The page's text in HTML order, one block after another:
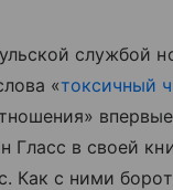
службой
«токсичный
Гласс в своей
Как с ними